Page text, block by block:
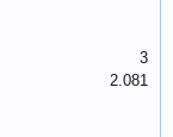
3
2.081